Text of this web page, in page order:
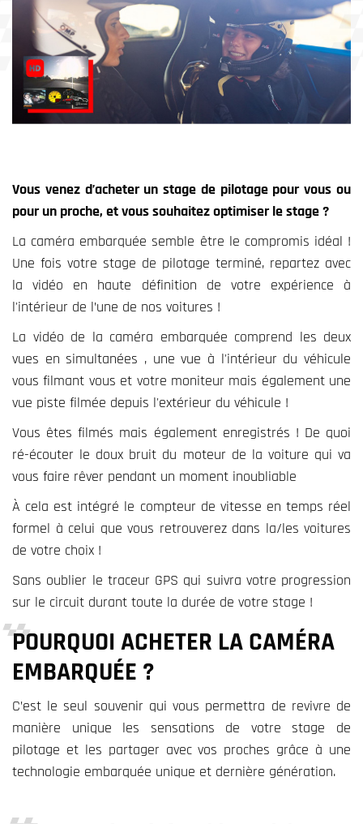
Vous venez d’acheter un stage de pilotage pour vous ou
pour un proche, et vous souhaitez optimiser le stage ?
La caméra embarquée semble être le compromis idéal !
Une fois votre stage de pilotage terminé, repartez avec
la vidéo en haute définition de votre expérience à
l'intérieur de l’une de nos voitures !
La vidéo de la caméra embarquée comprend les deux
vues en simultanées , une vue à l'intérieur du véhicule
vous filmant vous et votre moniteur mais également une
vue piste filmée depuis l'extérieur du véhicule !
Vous êtes filmés mais également enregistrés ! De quoi
ré-écouter le doux bruit du moteur de la voiture qui va
vous faire rêver pendant un moment inoubliable
À cela est intégré le compteur de vitesse en temps réel
formel à celui que vous retrouverez dans la/les voitures
de votre choix !
Sans oublier le traceur GPS qui suivra votre progression
sur le circuit durant toute la durée de votre stage !
POURQUOI ACHETER LA CAMÉRA
EMBARQUÉE ?
C’est le seul souvenir qui vous permettra de revivre de
manière unique les sensations de votre stage de
pilotage et les partager avec vos proches grâce à une
technologie embarquée unique et dernière génération.